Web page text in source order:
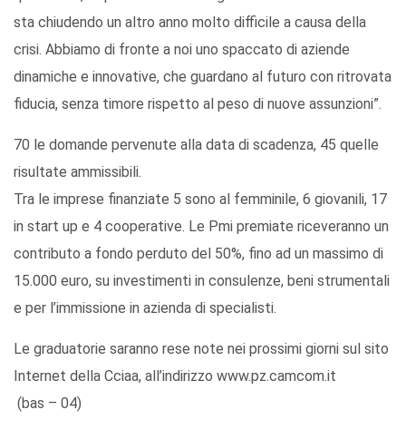
sta chiudendo un altro anno molto difficile a causa della
crisi. Abbiamo di fronte a noi uno spaccato di aziende
dinamiche e innovative, che guardano al futuro con ritrovata
fiducia, senza timore rispetto al peso di nuove assunzioni”.
70 le domande pervenute alla data di scadenza, 45 quelle
risultate ammissibili.
Tra le imprese finanziate 5 sono al femminile, 6 giovanili, 17
in start up e 4 cooperative. Le Pmi premiate riceveranno un
contributo a fondo perduto del 50%, fino ad un massimo di
15.000 euro, su investimenti in consulenze, beni strumentali
e per l’immissione in azienda di specialisti.
Le graduatorie saranno rese note nei prossimi giorni sul sito
Internet della Cciaa, all’indirizzo www.pz.camcom.it
(bas – 04)